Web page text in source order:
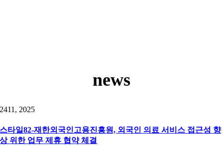
news
2411, 2025
스타일82-재한외국인고용진흥원, 외국인 의료 서비스 접근성 향
상 위한 업무 제휴 협약 체결